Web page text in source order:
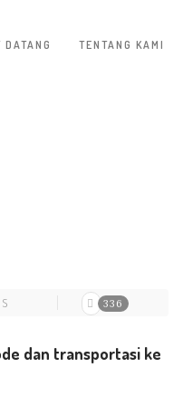
TENTANG KAMI
336
dan transportasi ke